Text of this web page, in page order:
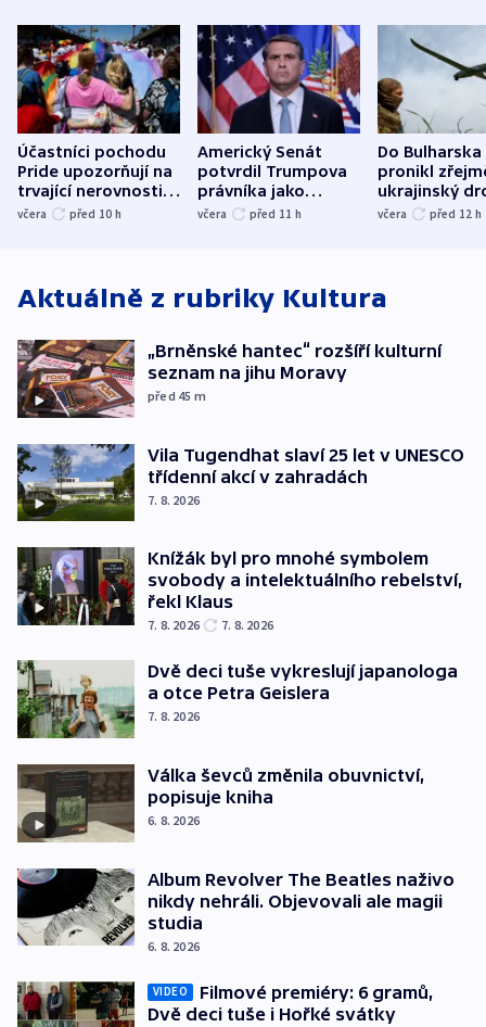
Účastníci pochodu
Pride upozorňují na
trvající nerovnosti i
společenskou
včera před 10 h
Americký Senát
potvrdil Trumpova
právníka jako
ministra
včera před 11 h
Do Bulharska
pronikl
ukrajinský
explodoval
včera před 12 h
Aktuálně z rubriky Kultura
„Brněnské hantec“ rozšíří kulturní
seznam na jihu Moravy
před 45 m
Vila Tugendhat slaví 25 let v UNESCO
třídenní akcí v zahradách
7. 8. 2026
Knížák byl pro mnohé symbolem
svobody a intelektuálního rebelství,
řekl Klaus
7. 8. 2026 7. 8. 2026
Dvě deci tuše vykreslují japanologa
a otce Petra Geislera
7. 8. 2026
Válka ševců změnila obuvnictví,
popisuje kniha
6. 8. 2026
Album Revolver The Beatles naživo
nikdy nehráli. Objevovali ale magii
studia
6. 8. 2026
VIDEO
Filmové premiéry: 6 gramů,
Dvě deci tuše i Hořké svátky